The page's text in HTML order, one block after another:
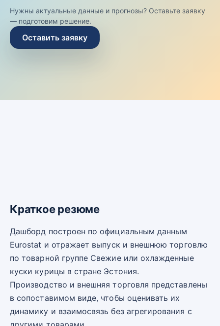
Нужны актуальные данные и прогнозы? Оставьте заявку
— подготовим решение.
Оставить заявку
Краткое резюме
Дашборд построен по официальным данным
Eurostat и отражает выпуск и внешнюю торговлю
по товарной группе Свежие или охлажденные
куски курицы в стране Эстония.
Производство и внешняя торговля представлены
в сопоставимом виде, чтобы оценивать их
динамику и взаимосвязь без агрегирования с